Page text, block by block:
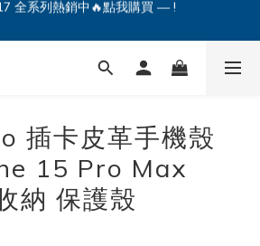
全系列熱銷中🔥點我購買 — !
插卡皮革手機殼
15 Pro Max
納 保護殼